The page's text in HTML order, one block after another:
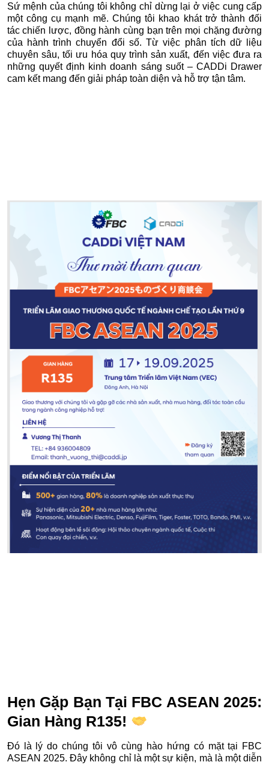
Sứ mệnh của chúng tôi không chỉ dừng lại ở việc cung cấp
một công cụ mạnh mẽ. Chúng tôi khao khát trở thành đối
tác chiến lược, đồng hành cùng bạn trên mọi chặng đường
của hành trình chuyển đổi số. Từ việc phân tích dữ liệu
chuyên sâu, tối ưu hóa quy trình sản xuất, đến việc đưa ra
những quyết định kinh doanh sáng suốt – CADDi Drawer
cam kết mang đến giải pháp toàn diện và hỗ trợ tận tâm.
Hẹn Gặp Bạn Tại FBC ASEAN 2025:
Gian Hàng R135!
Đó là lý do chúng tôi vô cùng hào hứng có mặt tại FBC
ASEAN 2025. Đây không chỉ là một sự kiện, mà là một diễn